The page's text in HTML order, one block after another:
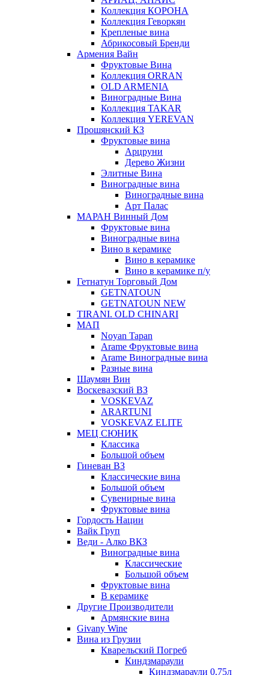
Коллекция КОРОНА
Коллекция Геворкян
Крепленые вина
Абрикосовый Бренди
Армения Вайн
Фруктовые Вина
Коллекция ORRAN
OLD ARMENIA
Виноградные Вина
Коллекция TAKAR
Коллекция YEREVAN
Прошянский КЗ
Фруктовые вина
Арцруни
Дерево Жизни
Элитные Вина
Виноградные вина
Виноградные вина
Арт Палас
МАРАН Винный Дом
Фруктовые вина
Виноградные вина
Вино в керамике
Вино в керамике
Вино в керамике п/у
Гетнатун Торговый Дом
GETNATOUN
GETNATOUN NEW
TIRANI. OLD CHINARI
МАП
Noyan Tapan
Arame Фруктовые вина
Arame Виноградные вина
Разные вина
Шаумян Вин
Воскевазский ВЗ
VOSKEVAZ
ARARTUNI
VOSKEVAZ ELITE
МЕЦ СЮНИК
Классика
Большой объем
Гиневан ВЗ
Классические вина
Большой объем
Сувенирные вина
Фруктовые вина
Гордость Нации
Вайк Груп
Веди - Алко ВКЗ
Виноградные вина
Классические
Большой объем
Фруктовые вина
В керамике
Другие Производители
Армянские вина
Givany Wine
Вина из Грузии
Кварельский Погреб
Киндзмараули
Киндзмараули 0,75л